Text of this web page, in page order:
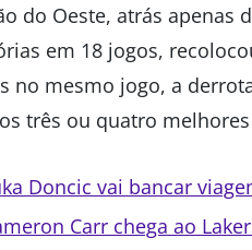
do Oeste, atrás apenas
em 18 jogos,
no mesmo jogo, a
três ou quatro
Doncic vai bancar
Carr chega ao